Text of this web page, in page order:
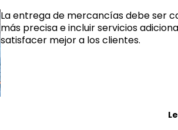
La entrega de mercancías debe ser
más precisa e incluir servicios
satisfacer mejor a los clientes.